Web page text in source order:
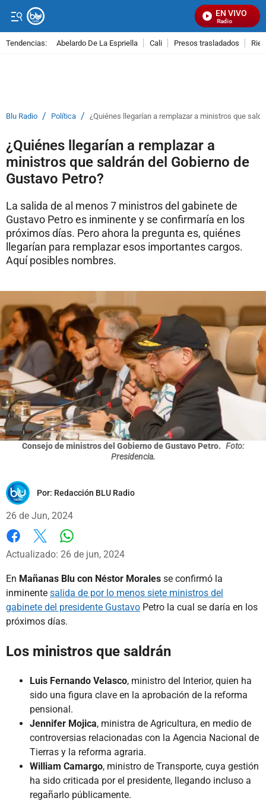
EN VIVO
Señal Visual Radio
Tendencias: Abelardo De La Espriella Cali Presos trasladados
Blu Radio / Política / ¿Quiénes llegarían a remplazar a ministros que
¿Quiénes llegarían a remplazar a
ministros que saldrán del Gobierno de
Gustavo Petro?
La salida de al menos 7 ministros del gabinete de
Gustavo Petro es inminente y se confirmaría en los
próximos días. Pero ahora la pregunta es, quiénes
llegarían para remplazar esos importantes cargos.
Aquí posibles nombres.
Consejo de ministros del Gobierno de Gustavo Petro. Foto:
Presidencia.
Por: Redacción BLU Radio
26 de Jun, 2024
Facebook
X
Actualizado: 26 de jun, 2024
En Mañanas Blu con Néstor Morales se confirmó la
inminente salida de por lo menos siete ministros del
gabinete del presidente Gustavo Petro la cual se daría en los
próximos días.
Los ministros que saldrán
Luis Fernando Velasco, ministro del Interior, quien ha
sido una figura clave en la aprobación de la reforma
pensional.
Jennifer Mojica, ministra de Agricultura, en medio de
controversias relacionadas con la Agencia Nacional de
Tierras y la reforma agraria.
William Camargo, ministro de Transporte, cuya gestión
ha sido criticada por el presidente, llegando incluso a
regañarlo públicamente.